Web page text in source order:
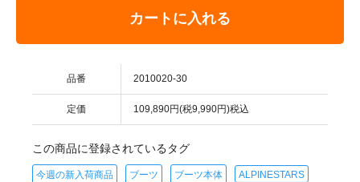
カートに入れる
品番 2010020-30
定価 109,890円(税9,990円)税込
この商品に登録されているタグ
今週の新入荷商品 ブーツ ブーツ本体 ALPINESTARS